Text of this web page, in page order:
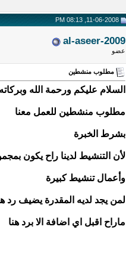
al-aseer-2009
عضو
مطلوب منشطين
السلام عليكم ورحمة الله وبركاته
مطلوب منشطين للعمل معنا
بشرط الخبرة
لأن التنشيط لدينا راح يكون
وأعمال تنشيط كبيرة
لمن يجد لديه المقدرة يضيف رد
ماراح اقبل اي اضافة الا برد هنا